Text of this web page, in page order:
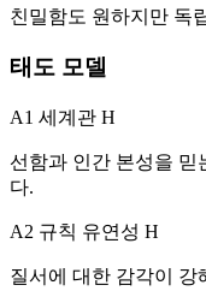
친밀함도 원하지만 독
태도 모델
A1 세계관 H
선함과 인간 본성을 믿
다.
A2 규칙 유연성 H
질서에 대한 감각이 강